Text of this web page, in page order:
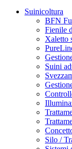
Suinicoltura
BFN
Fienile
Xaletto
Suini
Silo /